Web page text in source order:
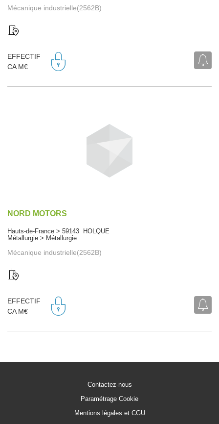
Mécanique industrielle(2562B)
EFFECTIF
CA M€
NORD MOTORS
Hauts-de-France > 59143 HOLQUE
Métallurgie > Métallurgie
Mécanique industrielle(2562B)
EFFECTIF
CA M€
Contactez-nous
Paramétrage Cookie
Mentions légales et CGU